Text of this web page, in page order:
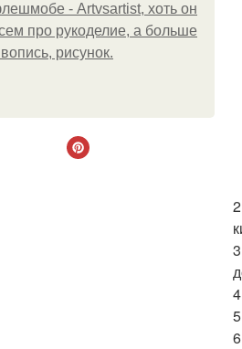
- Artvsartist, хоть он
про рукоделие, а больше
рисунок.